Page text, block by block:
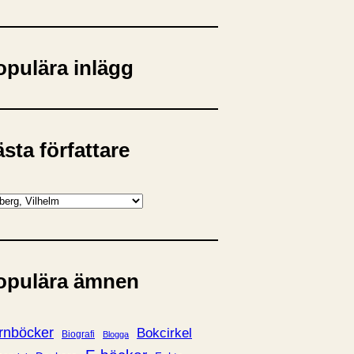
inlägg
författare
ämnen
Biografi Blogga Bokcirkel